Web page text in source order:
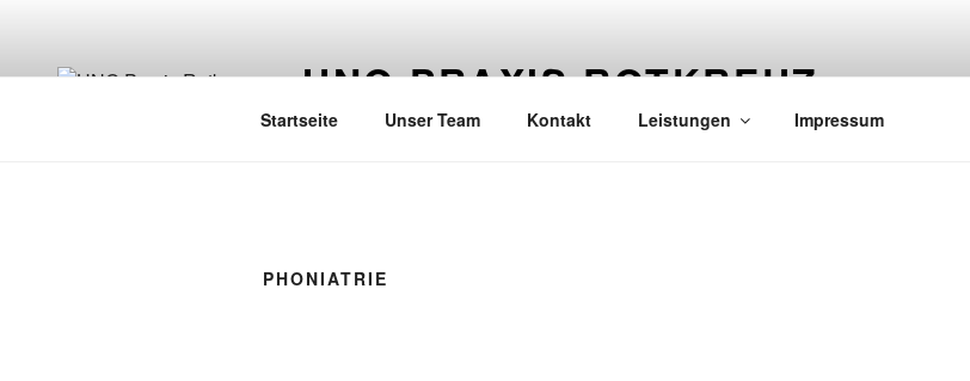
springen
HNO PRAXIS ROTKREUZ
Startseite Unser Team Kontakt Leistungen Impressum
PHONIATRIE